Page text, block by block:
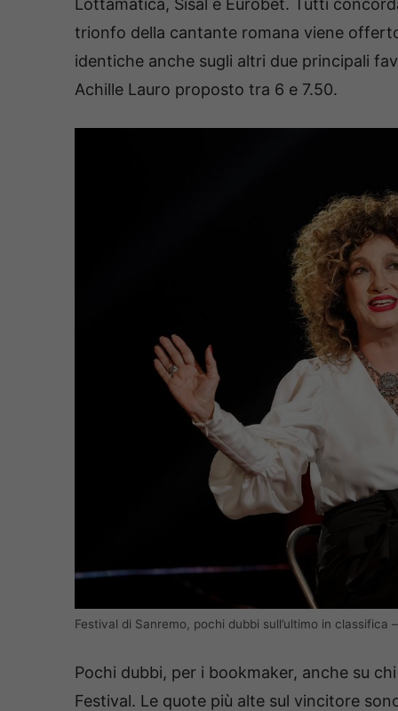
Lottamatica, Sisal e Eurobet. Tutti
trionfo della cantante romana viene
identiche anche sugli altri due principali
Achille Lauro proposto tra 6 e 7.50.
Festival di Sanremo, pochi dubbi sull’ultimo in classifica
Pochi dubbi, per i bookmaker, anche su
Festival. Le quote più alte sul vincitore